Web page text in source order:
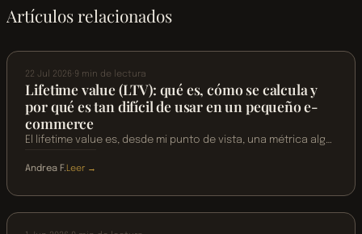
Artículos relacionados
22 Jul 2026·9 min de lectura
Lifetime value (LTV): qué es, cómo se calcula y
por qué es tan difícil de usar en un pequeño e-
commerce
El lifetime value es, desde mi punto de vista, una métrica algo
que yo creo…
Andrea F.Leer →